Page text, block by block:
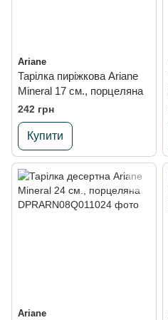
Ariane
Тарілка пиріжкова Ariane
Mineral 17 см., порцеляна
242 грн
Купити
Ariane